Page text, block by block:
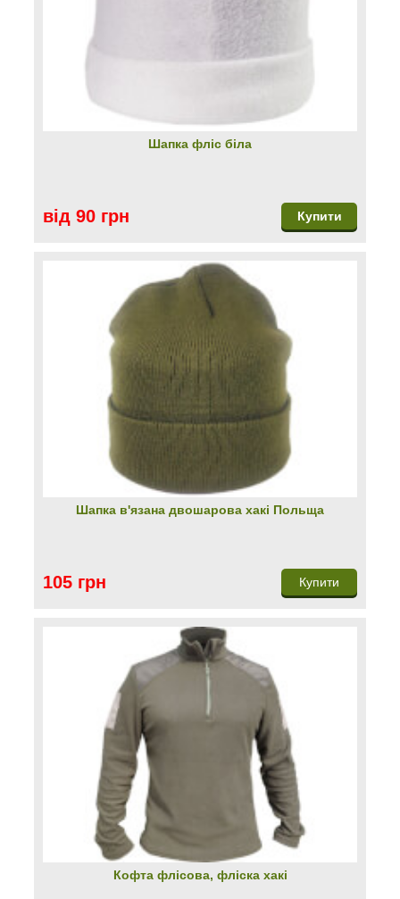
Шапка фліс біла
від 90 грн Купити
Шапка в'язана двошарова хакі Польща
105 грн Купити
Кофта флісова, фліска хакі